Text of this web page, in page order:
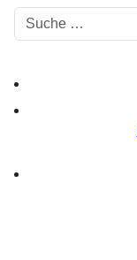
Suchen